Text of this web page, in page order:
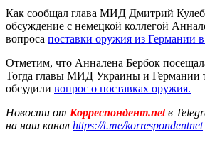
Как сообщал глава МИД Дмитрий
обсуждение с немецкой коллегой
вопроса поставки оружия из Германии
Отметим, что Анналена Бербок
Тогда главы МИД Украины и Германии
обсудили вопрос о поставках оружия.
Новости от Корреспондент.netв
на наш канал https://t.me/korrespondentnet